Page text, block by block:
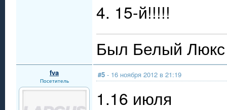
4. 15-й!!!!!
Был Белый
fva
Посетитель
#5 - 16 ноября 2012 в 21:19
1.16 июля